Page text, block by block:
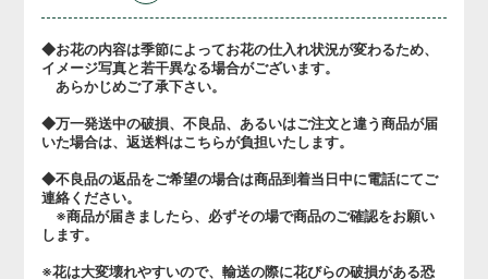
◆お花の内容は季節によってお花の仕入れ状況が変わるため、
イメージ写真と若干異なる場合がございます。
あらかじめご了承下さい。
◆万一発送中の破損、不良品、あるいはご注文と違う商品が届
いた場合は、返送料はこちらが負担いたします。
◆不良品の返品をご希望の場合は商品到着当日中に電話にてご
連絡ください。
※商品が届きましたら、必ずその場で商品のご確認をお願い
します。
※花は大変壊れやすいので、輸送の際に花びらの破損がある恐